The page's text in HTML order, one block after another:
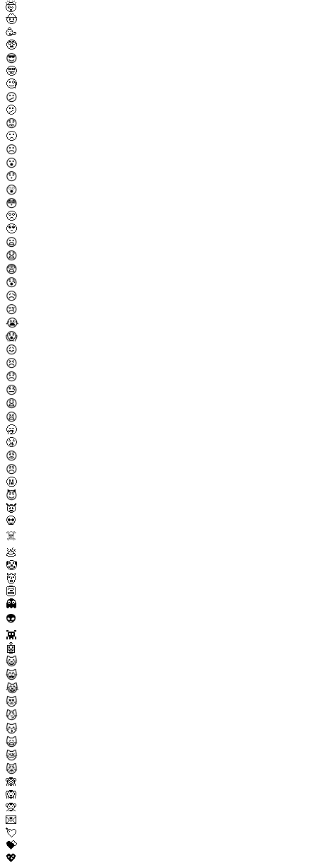
🤯
🤠
🥳
🥸
😎
🤓
🧐
😕
🫤
😟
🙁
☹️
😮
😯
😲
😳
🥺
🥹
😦
😧
😨
😰
😥
😢
😭
😱
😖
😣
😞
😓
😩
😫
🥱
😤
😡
😠
🤬
😈
👿
💀
☠️
💩
🤡
👹
👺
👻
👽
👾
🤖
😺
😸
😹
😻
😼
😽
🙀
😿
😾
🙈
🙉
🙊
💌
💘
💝
💖